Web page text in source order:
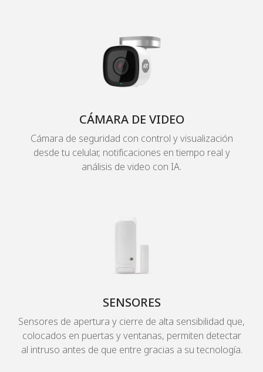
CÁMARA DE VIDEO
Cámara de seguridad con control y visualización
desde tu celular, notificaciones en tiempo real y
análisis de video con IA.
SENSORES
Sensores de apertura y cierre de alta sensibilidad que,
colocados en puertas y ventanas, permiten detectar
al intruso antes de que entre gracias a su tecnología.